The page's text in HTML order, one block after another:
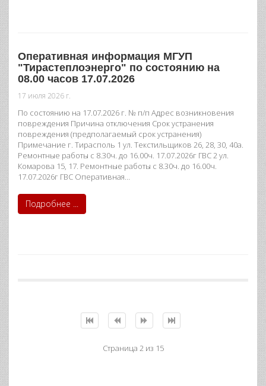
Оперативная информация МГУП
"Тирастеплоэнерго" по состоянию на
08.00 часов 17.07.2026
17 июля 2026 г.
По состоянию на 17.07.2026 г. № п/п Адрес возникновения
повреждения Причина отключения Срок устранения
повреждения (предполагаемый срок устранения)
Примечание г. Тирасполь 1 ул. Текстильщиков 26, 28, 30, 40а.
Ремонтные работы с 8.30ч. до 16.00ч. 17.07.2026г ГВС 2 ул.
Комарова 15, 17. Ремонтные работы с 8.30ч. до 16.00ч.
17.07.2026г ГВС Оперативная…
Подробнее ...
Страница 2 из 15